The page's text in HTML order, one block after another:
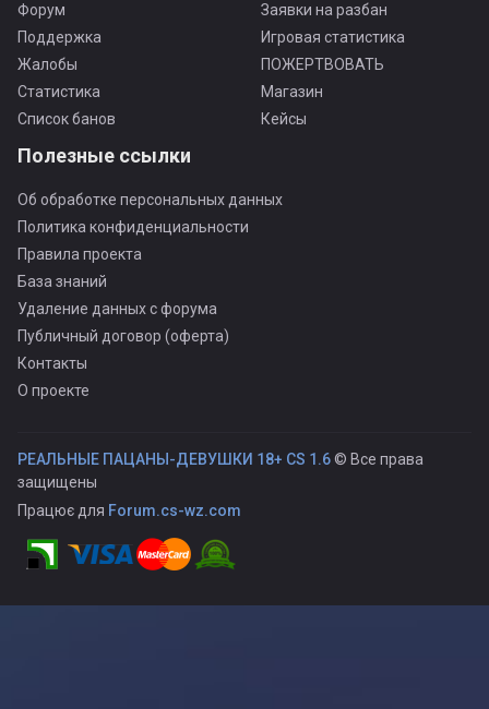
Форум
Поддержка
Жалобы
Статистика
Список банов
Заявки на разбан
Игровая статистика
ПОЖЕРТВОВАТЬ
Магазин
Кейсы
Полезные ссылки
Об обработке персональных данных
Политика конфиденциальности
Правила проекта
База знаний
Удаление данных с форума
Публичный договор (оферта)
Контакты
О проекте
РЕАЛЬНЫЕ ПАЦАНЫ-ДЕВУШКИ 18+ CS 1.6© Все права
защищены
Працює для Forum.cs-wz.com